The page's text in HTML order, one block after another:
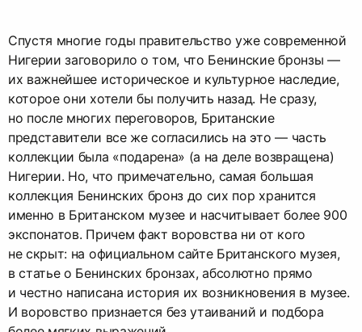
Спустя многие годы правительство уже современной
Нигерии заговорило о том, что Бенинские бронзы —
их важнейшее историческое и культурное наследие,
которое они хотели бы получить назад. Не сразу,
но после многих переговоров, Британские
представители все же согласились на это — часть
коллекции была «подарена» (а на деле возвращена)
Нигерии. Но, что примечательно, самая большая
коллекция Бенинских бронз до сих пор хранится
именно в Британском музее и насчитывает более 900
экспонатов. Причем факт воровства ни от кого
не скрыт: на официальном сайте Британского музея,
в статье о Бенинских бронзах, абсолютно прямо
и честно написана история их возникновения в музее.
И воровство признается без утаиваний и подбора